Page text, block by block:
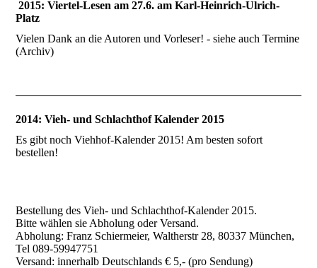
2015: Viertel-Lesen am 27.6. am Karl-Heinrich-Ulrich-
Platz
Vielen Dank an die Autoren und Vorleser! - siehe auch Termine
(Archiv)
2014: Vieh- und Schlachthof Kalender 2015
Es gibt noch Viehhof-Kalender 2015! Am besten sofort
bestellen!
Bestellung des Vieh- und Schlachthof-Kalender 2015.
Bitte wählen sie Abholung oder Versand.
Abholung: Franz Schiermeier, Waltherstr 28, 80337 München,
Tel 089-59947751
Versand: innerhalb Deutschlands € 5,- (pro Sendung)